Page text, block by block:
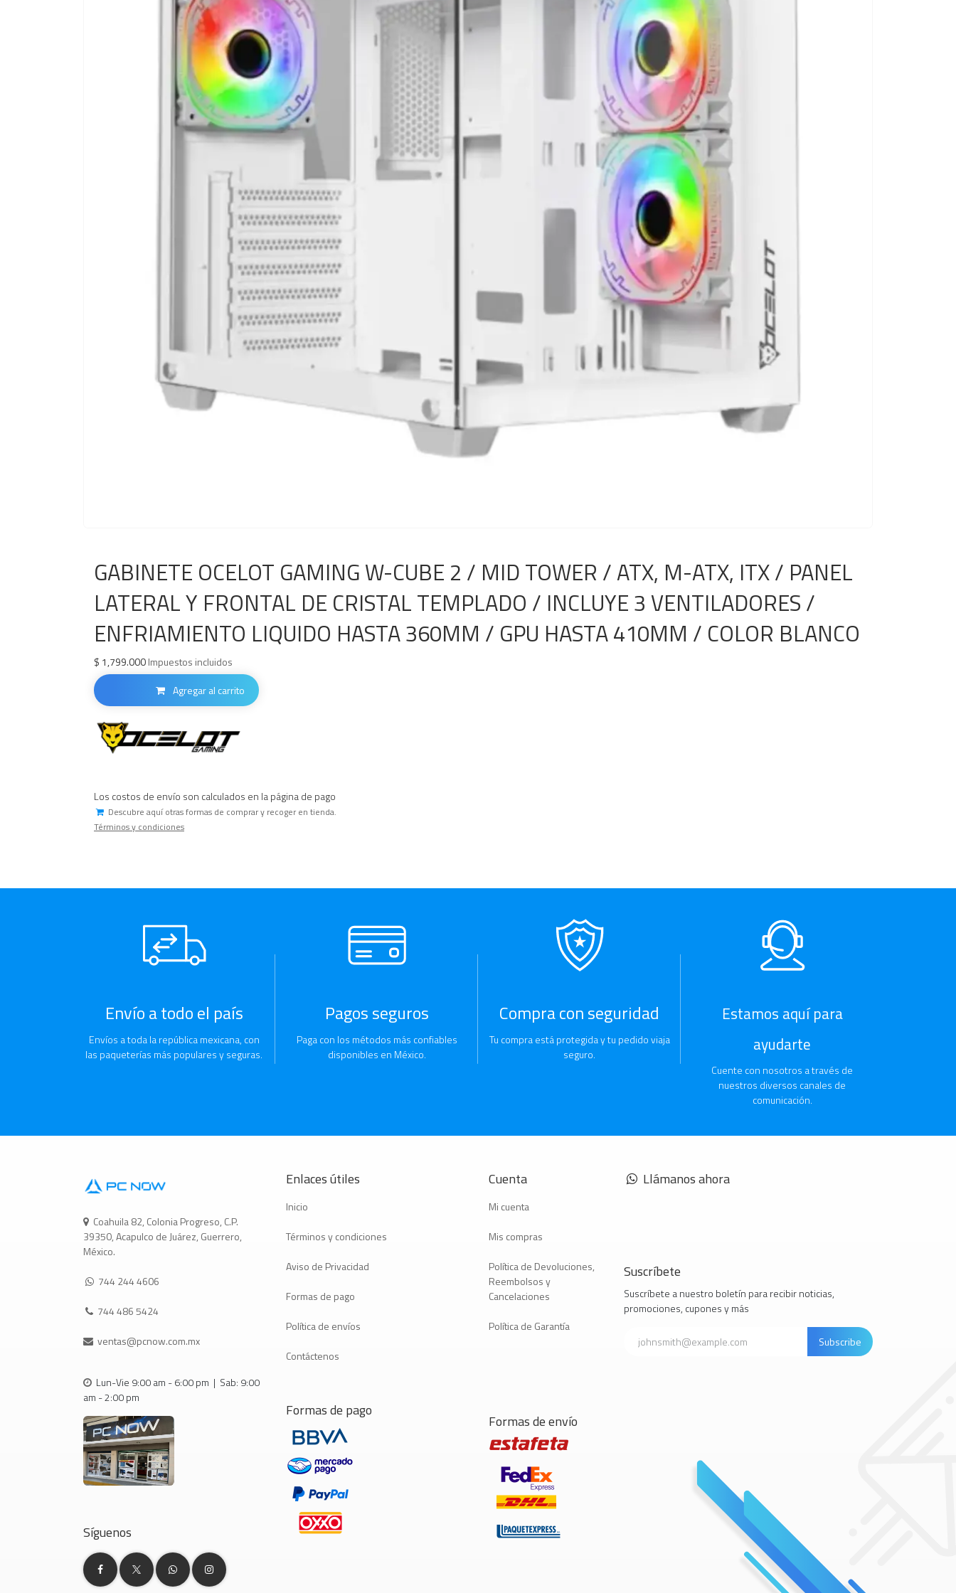
GABINETE OCELOT GAMING W-CUBE 2 / MID TOWER / ATX, M-ATX, ITX / PANEL
LATERAL Y FRONTAL DE CRISTAL TEMPLADO / INCLUYE 3 VENTILADORES /
ENFRIAMIENTO LIQUIDO HASTA 360MM / GPU HASTA 410MM / COLOR BLANCO
$ 1,799.000Impuestos incluidos
Agregar al carrito
Los costos de envío son calculados en la página de pago
Descubre aquí otras formas de comprar y recoger en tienda.
Términos y condiciones
Envío a todo el país
Envíos a toda la república mexicana, con
las paqueterías más populares y seguras.
Pagos seguros
Paga con los métodos más confiables
disponibles en México.
Compra con seguridad
Tu compra está protegida y tu pedido viaja
seguro.
Estamos aquí para
ayudarte
Cuente con nosotros a través de
nuestros diversos canales de
comunicación.
Coahuila 82, Colonia Progreso, C.P.
39350, Acapulco de Juárez, Guerrero,
México.
744 244 4606
744 486 5424
ventas@pcnow.com.mx
Lun-Vie 9:00 am - 6:00 pm | Sab: 9:00
am - 2:00 pm
Síguenos
Enlaces útiles
Inicio
Términos y condiciones
Aviso de Privacidad
Formas de pago
Política de envíos
Contáctenos
Formas de pago
Cuenta
Mi cuenta
Mis compras
Política de Devoluciones,
Reembolsos y
Cancelaciones
Política de Garantía
Formas de envío
Llámanos ahora
Suscríbete
Suscríbete a nuestro boletín para recibir noticias,
promociones, cupones y más
Subscribe